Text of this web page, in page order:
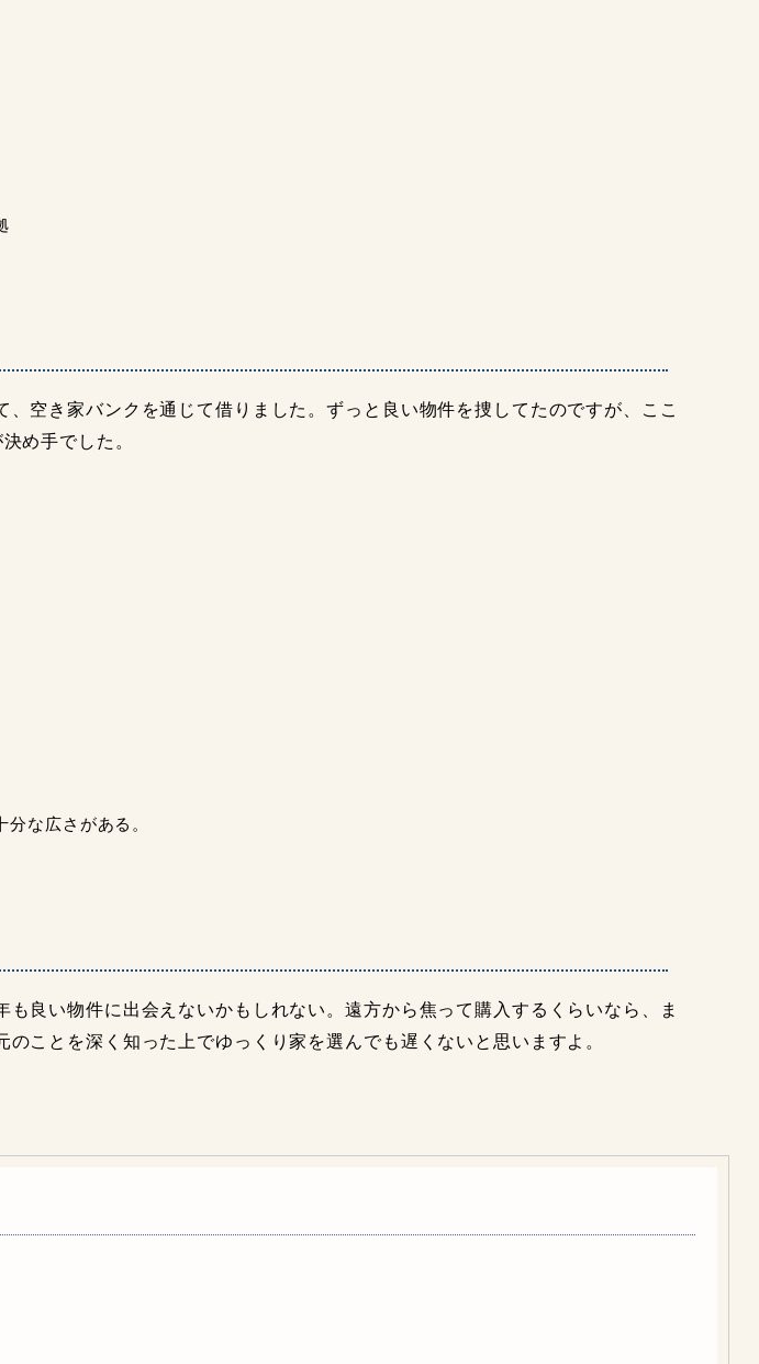
空き家バンクを通じて借りました。ずっと良い物件を捜してたのですが、ここ
め手でした。
な広さがある。
良い物件に出会えないかもしれない。遠方から焦って購入するくらいなら、ま
ことを深く知った上でゆっくり家を選んでも遅くないと思いますよ。